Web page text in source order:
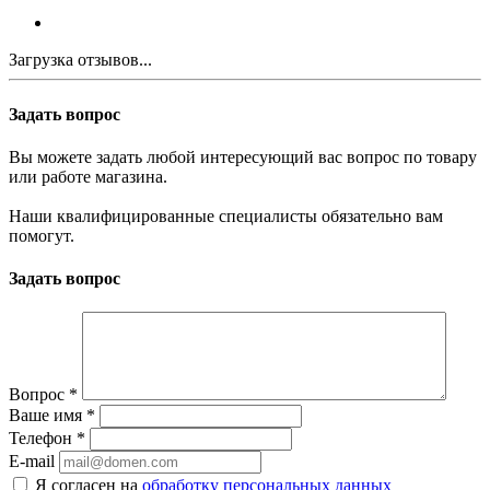
Загрузка отзывов...
Задать вопрос
Вы можете задать любой интересующий вас вопрос по товару
или работе магазина.
Наши квалифицированные специалисты обязательно вам
помогут.
Задать вопрос
Вопрос *
Ваше имя *
Телефон *
E-mail
Я согласен на обработку персональных данных